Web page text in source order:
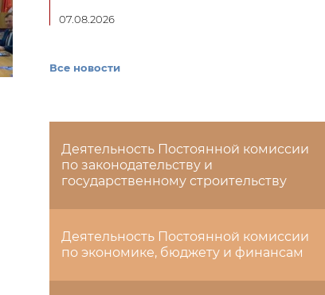
07.08.2026
Все новости
Деятельность Постоянной комиссии
по законодательству и
государственному строительству
Деятельность Постоянной комиссии
по экономике, бюджету и финансам